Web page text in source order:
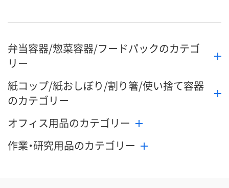
弁当容器/惣菜容器/フードパックのカテゴ
リー
紙コップ/紙おしぼり/割り箸/使い捨て容器
のカテゴリー
オフィス用品のカテゴリー
作業・研究用品のカテゴリー